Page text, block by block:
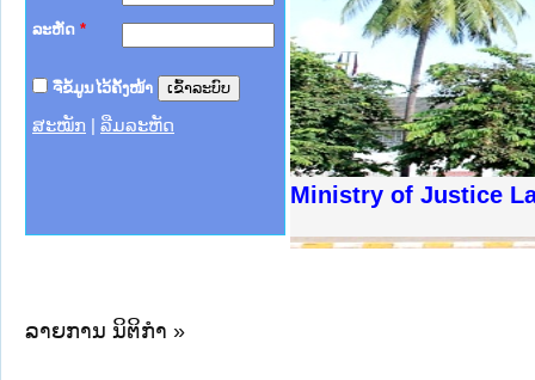
ລະຫັດ *
ຈື່ຂໍ້ມູນໄວ້ຄັ້ງໜ້າ
ສະໝັກ ລືມລະຫັດ
Ministry of Justice
າຊົນ ພາກເໜືອ
ການ
ກາງ
ໃຕ້
ຕຳຫຼວດປະຊາຊົນ
ສັນຕິບານປະຊາຊົນ
ກເໜືອ
າຊົນ ພາກກາງ
ລາຍການ ນິຕິກໍາ »